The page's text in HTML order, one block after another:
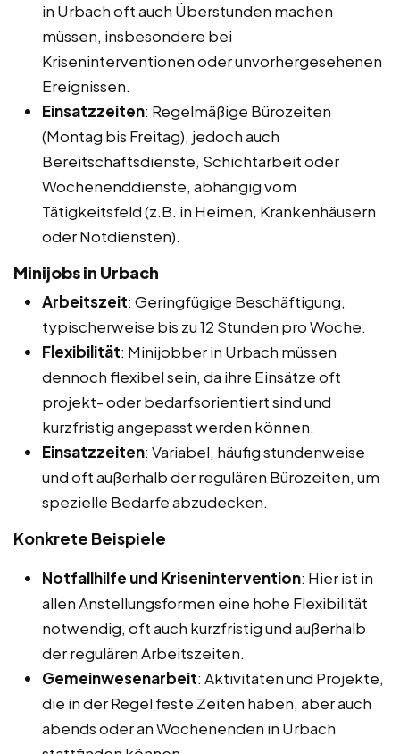
in Urbach oft auch Überstunden machen
müssen, insbesondere bei
Kriseninterventionen oder unvorhergesehenen
Ereignissen.
Einsatzzeiten: Regelmäßige Bürozeiten
(Montag bis Freitag), jedoch auch
Bereitschaftsdienste, Schichtarbeit oder
Wochenenddienste, abhängig vom
Tätigkeitsfeld (z.B. in Heimen, Krankenhäusern
oder Notdiensten).
Minijobs in Urbach
Arbeitszeit: Geringfügige Beschäftigung,
typischerweise bis zu 12 Stunden pro Woche.
Flexibilität: Minijobber in Urbach müssen
dennoch flexibel sein, da ihre Einsätze oft
projekt- oder bedarfsorientiert sind und
kurzfristig angepasst werden können.
Einsatzzeiten: Variabel, häufig stundenweise
und oft außerhalb der regulären Bürozeiten, um
spezielle Bedarfe abzudecken.
Konkrete Beispiele
Notfallhilfe und Krisenintervention: Hier ist in
allen Anstellungsformen eine hohe Flexibilität
notwendig, oft auch kurzfristig und außerhalb
der regulären Arbeitszeiten.
Gemeinwesenarbeit: Aktivitäten und Projekte,
die in der Regel feste Zeiten haben, aber auch
abends oder an Wochenenden in Urbach